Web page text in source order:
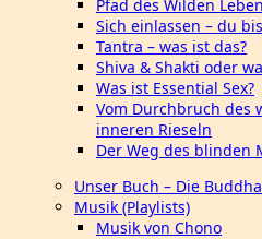
Pfad des Wilden
Sich einlassen – du
Tantra – was ist das?
Shiva & Shakti oder
Was ist Essential Sex?
Vom Durchbruch des
inneren Rieseln
Der Weg des blinden
Unser Buch – Die
Musik (Playlists)
Musik von Chono